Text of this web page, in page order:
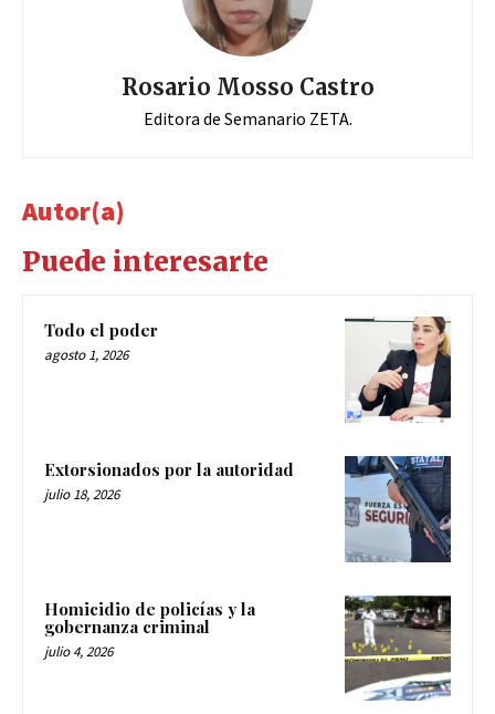
Rosario Mosso Castro
Editora de Semanario ZETA.
Autor(a)
Puede interesarte
Todo el poder
agosto 1, 2026
Extorsionados por la autoridad
julio 18, 2026
Homicidio de policías y la
gobernanza criminal
julio 4, 2026